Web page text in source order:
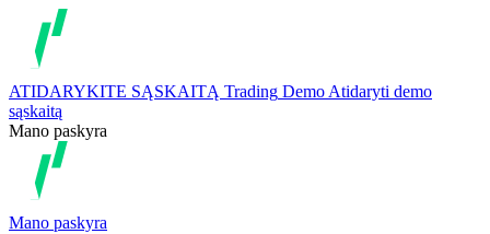
ATIDARYKITE SĄSKAITĄ Trading Demo Atidaryti demo
sąskaitą
Mano paskyra
Mano paskyra